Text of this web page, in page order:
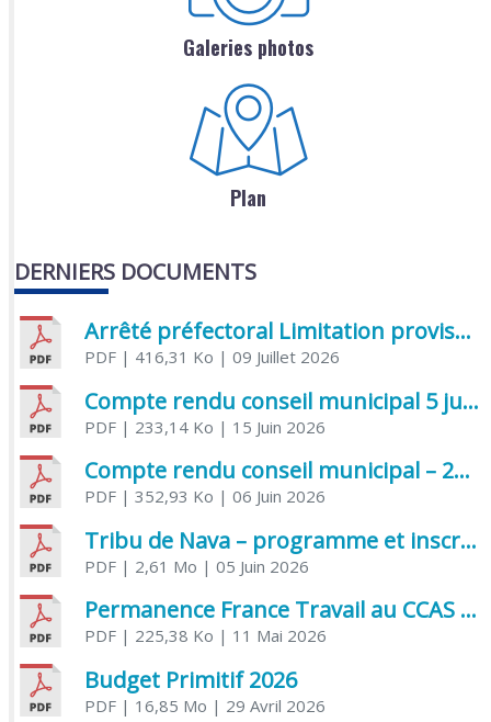
Galeries photos
Plan
DERNIERS DOCUMENTS
Arrêté préfectoral Limitation provisoire des usages de l’eau
PDF| 416,31 Ko | 09 Juillet 2026
Compte rendu conseil municipal 5 juin 2026 sénatoriale
PDF| 233,14 Ko | 15 Juin 2026
Compte rendu conseil municipal – 21 avril 2026
PDF| 352,93 Ko | 06 Juin 2026
Tribu de Nava – programme et inscriptions été 2026
PDF| 2,61 Mo | 05 Juin 2026
Permanence France Travail au CCAS de Saujon Juin 2026
PDF| 225,38 Ko | 11 Mai 2026
Budget Primitif 2026
PDF| 16,85 Mo | 29 Avril 2026